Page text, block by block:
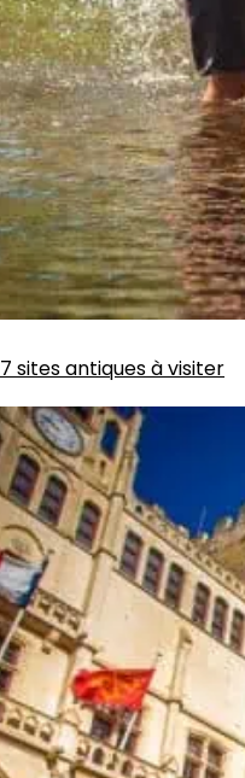
7 sites antiques à visiter